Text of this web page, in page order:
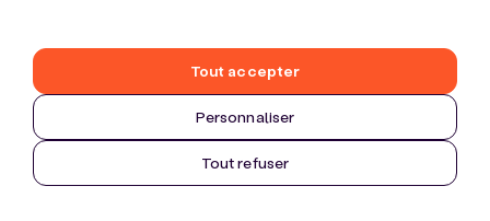
Personnaliser
Tout refuser
Tout accepter